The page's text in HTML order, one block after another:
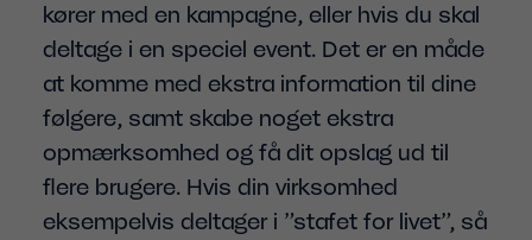
kører med en kampagne, eller hvis du skal
deltage i en speciel event. Det er en måde
at komme med ekstra information til dine
følgere, samt skabe noget ekstra
opmærksomhed og få dit opslag ud til
flere brugere. Hvis din virksomhed
eksempelvis deltager i ”stafet for livet”, så